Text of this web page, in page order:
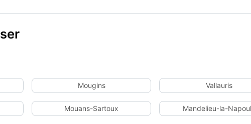
Mougins Vallauris
Mouans-Sartoux Mandelieu-la-